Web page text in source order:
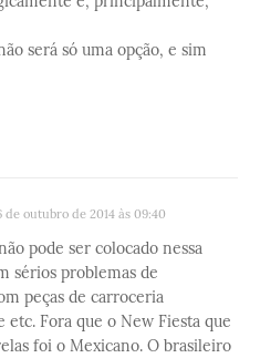
será só uma opção, e sim
de outubro de 2014 às 09:40
pode ser colocado nessa
sérios problemas de
peças de carroceria
etc. Fora que o New Fiesta que
foi o Mexicano. O brasileiro